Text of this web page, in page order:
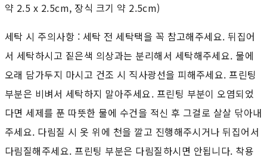
약 2.5 x 2.5cm, 장식 크기 약 2.5cm)
세탁 시 주의사항 : 세탁 전 세탁택을 꼭 참고해주세요. 뒤집어
서 세탁하시고 짙은색 의상과는 분리해서 세탁해주세요. 물에
오래 담가두지 마시고 건조 시 직사광선을 피해주세요. 프린팅
부분은 비벼서 세탁하지 말아주세요. 프린팅 부분이 오염되었
다면 세제를 푼 따뜻한 물에 수건을 적신 후 그걸로 살살 닦아내
주세요. 다림질 시 옷 위에 천을 깔고 진행해주시거나 뒤집어서
다림질해주세요. 프린팅 부분은 다림질하시면 안됩니다. 착용